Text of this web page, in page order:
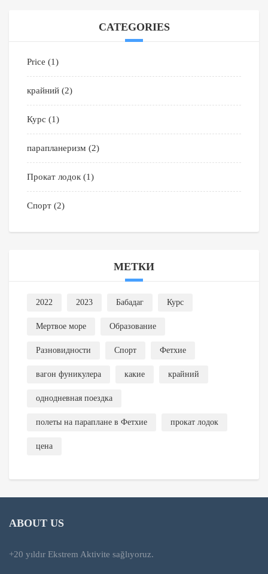
CATEGORIES
Price (1)
крайний (2)
Курс (1)
парапланеризм (2)
Прокат лодок (1)
Спорт (2)
МЕТКИ
2022 2023 Бабадаг Курс
Мертвое море Образование
Разновидности Спорт Фетхие
вагон фуникулера какие крайний
однодневная поездка
полеты на параплане в Фетхие прокат лодок
цена
ABOUT US
+20 yıldır Ekstrem Aktivite sağlıyoruz.